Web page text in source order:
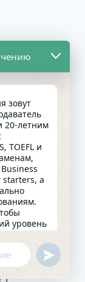
|
|
зовут
20-летним
TOEFL и
starters, а
уровень
цель